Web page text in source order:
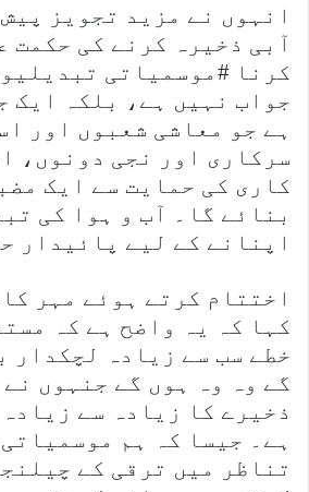
انہوں نے مزید تجویز
آبی ذخیرہ کرنے کی حکمت
کرنا #موسمیاتی
جواب نہیں ہے، بلکہ ایک
ہے جو معاشی شعبوں اور
سرکاری اور نجی دونوں،
کاری کی حمایت سے ایک
بنائے گا۔ آب و ہوا کی
اپنانے کے لیے پائیدار
اختتام کرتے ہوئے مہر
کہا کہ یہ واضح ہے کہ
خطے سب سے زیادہ لچکدار
گے وہ وہ ہوں گے جنہوں
ذخیرے کا زیادہ سے
ہے۔ جیسا کہ ہم
تناظر میں ترقی کے